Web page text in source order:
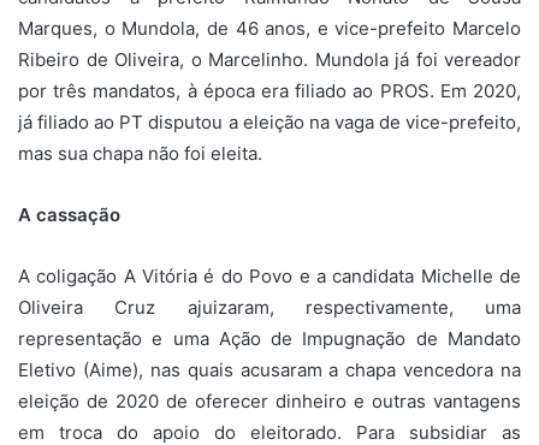
Marques, o Mundola, de 46 anos, e vice-prefeito Marcelo
Ribeiro de Oliveira, o Marcelinho. Mundola já foi vereador
por três mandatos, à época era filiado ao PROS. Em 2020,
já filiado ao PT disputou a eleição na vaga de vice-prefeito,
mas sua chapa não foi eleita.
A cassação
A coligação A Vitória é do Povo e a candidata Michelle de
Oliveira Cruz ajuizaram, respectivamente, uma
representação e uma Ação de Impugnação de Mandato
Eletivo (Aime), nas quais acusaram a chapa vencedora na
eleição de 2020 de oferecer dinheiro e outras vantagens
em troca do apoio do eleitorado. Para subsidiar as